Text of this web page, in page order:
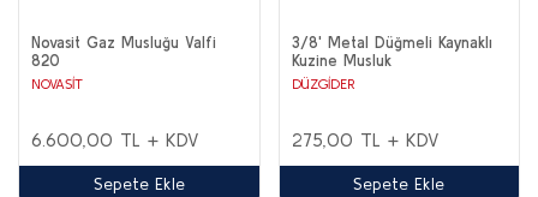
Novasit Gaz Musluğu Valfi
820
NOVASİT
6.600,00 TL + KDV
Sepete Ekle
3/8' Metal Düğmeli Kaynaklı
Kuzine Musluk
DÜZGİDER
275,00 TL + KDV
Sepete Ekle